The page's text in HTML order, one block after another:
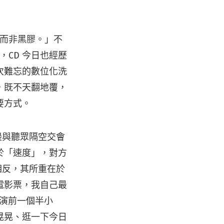
非黑膠。」不
CD 今日也經歷
難忘的數位化洗
不天翻地覆，
式。
聽眾隔空交會
「速度」，對方
，其所重在於
影票，我自己最
前一個半小
、逛一下今日